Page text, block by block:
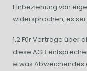
Einbeziehung von
widersprochen, es
1.2 Für Verträge über
diese AGB
etwas Abweichendes